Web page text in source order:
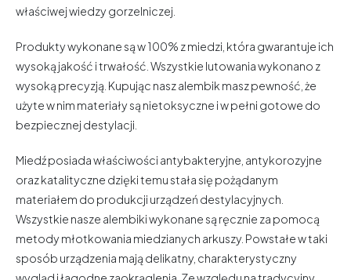
właściwej wiedzy gorzelniczej.
Produkty wykonane są w 100% z miedzi, która gwarantuje ich
wysoką jakość i trwałość. Wszystkie lutowania wykonano z
wysoką precyzją. Kupując nasz alembik masz pewność, że
użyte w nim materiały są nietoksyczne i w pełni gotowe do
bezpiecznej destylacji.
Miedź posiada właściwości antybakteryjne, antykorozyjne
oraz katalityczne dzięki temu stała się pożądanym
materiałem do produkcji urządzeń destylacyjnych.
Wszystkie nasze alembiki wykonane są ręcznie za pomocą
metody młotkowania miedzianych arkuszy. Powstałe w taki
sposób urządzenia mają delikatny, charakterystyczny